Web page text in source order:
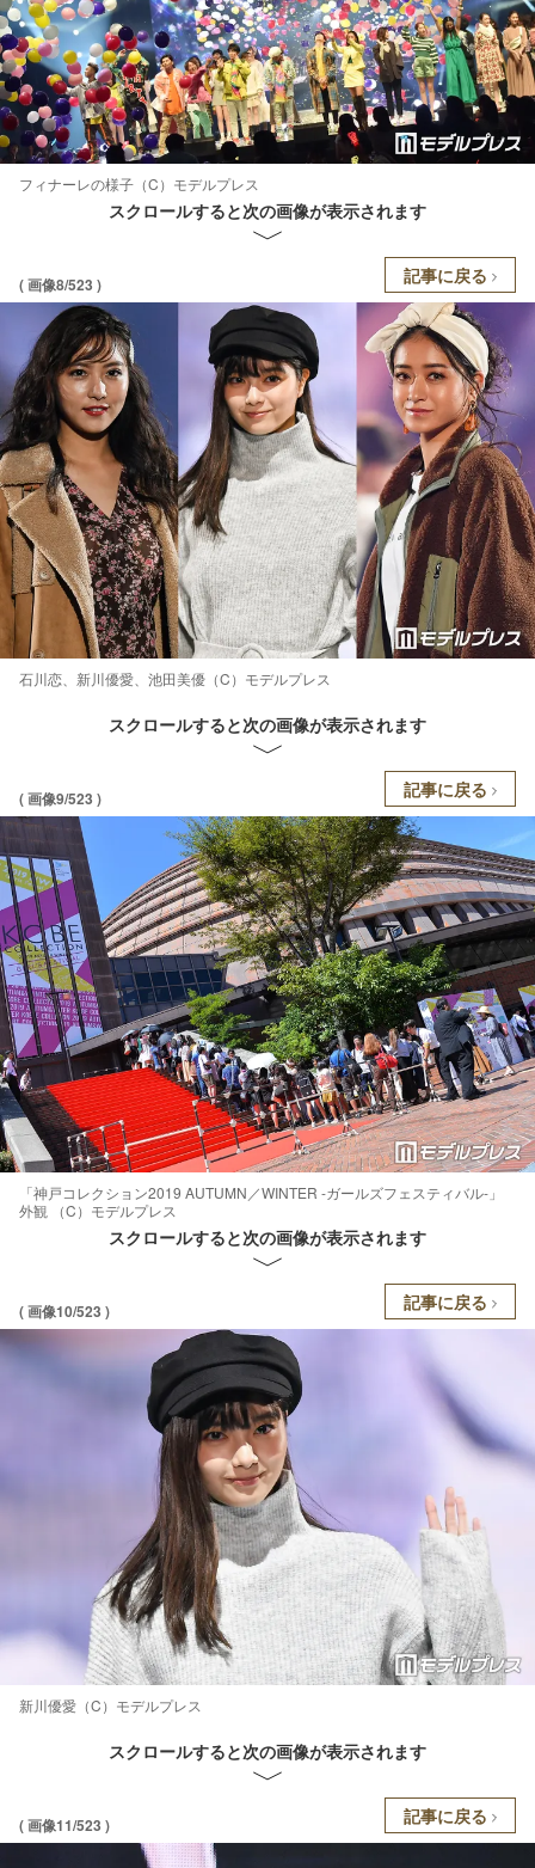
フィナーレの様子（C）モデルプレス
スクロールすると次の画像が表示されます
( 画像8/523 ) 記事に戻る
石川恋、新川優愛、池田美優（C）モデルプレス
スクロールすると次の画像が表示されます
( 画像9/523 ) 記事に戻る
「神戸コレクション2019 AUTUMN／WINTER -ガールズフェスティバル-」
外観 （C）モデルプレス
スクロールすると次の画像が表示されます
( 画像10/523 ) 記事に戻る
新川優愛（C）モデルプレス
スクロールすると次の画像が表示されます
( 画像11/523 ) 記事に戻る